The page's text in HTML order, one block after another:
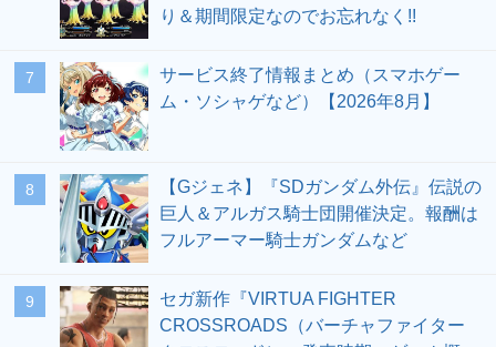
り＆期間限定なのでお忘れなく!!
7
サービス終了情報まとめ（スマホゲー
ム・ソシャゲなど）【2026年8月】
8
【Gジェネ】『SDガンダム外伝』伝説の
巨人＆アルガス騎士団開催決定。報酬は
フルアーマー騎士ガンダムなど
9
セガ新作『VIRTUA FIGHTER
CROSSROADS（バーチャファイター